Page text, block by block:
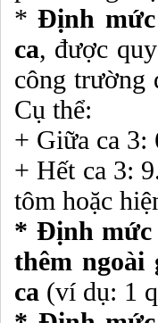
* Định mức
ca, được
công trường
Cụ thể:
+ Giữa ca 3:
+ Hết ca 3:
tôm hoặc
* Định mức
thêm ngoài
ca (ví dụ: 1